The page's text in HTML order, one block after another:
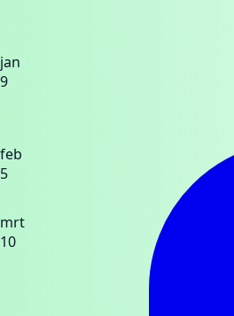
jan
9
feb
5
mrt
10